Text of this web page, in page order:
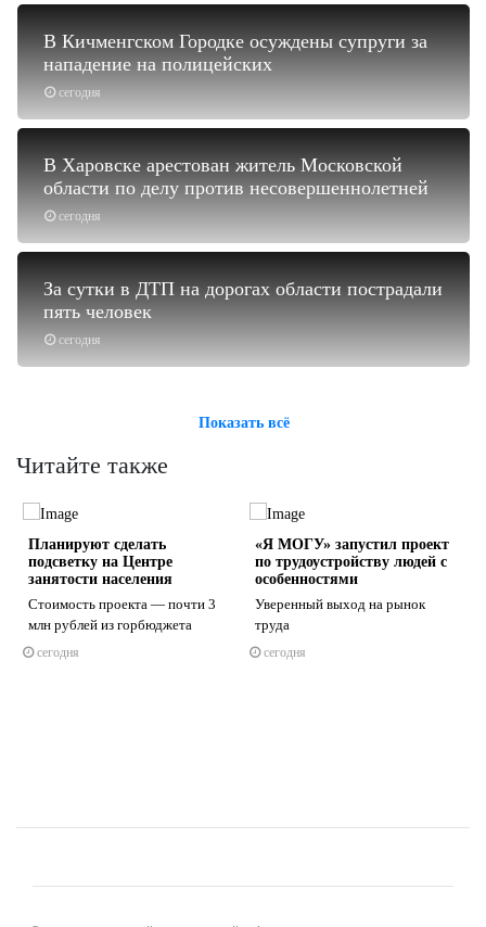
сегодня
В Кичменгском Городке осуждены супруги за
нападение на полицейских
сегодня
В Харовске арестован житель Московской
области по делу против несовершеннолетней
сегодня
За сутки в ДТП на дорогах области пострадали
пять человек
Показать всё
Читайте также
Планируют сделать
подсветку на Центре
занятости населения
Стоимость проекта — почти 3
млн рублей из горбюджета
сегодня
«Я МОГУ» запустил проект
по трудоустройству людей с
особенностями
Уверенный выход на рынок
труда
сегодня